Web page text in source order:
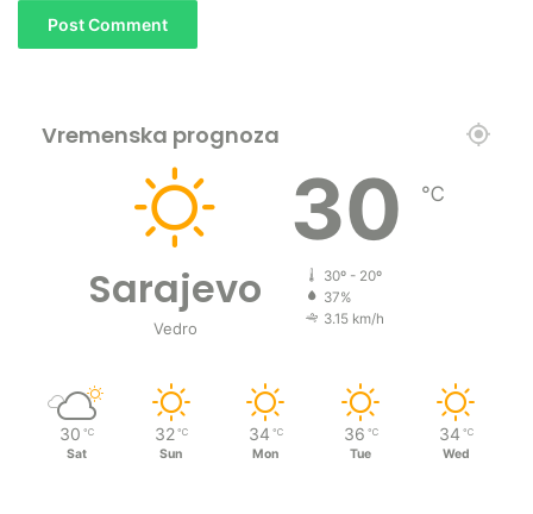
Vremenska prognoza
Sarajevo
Vedro
30 ℃
30º - 20º
37%
3.15 km/h
30 ℃
Sat
32 ℃
Sun
34 ℃
Mon
36 ℃
Tue
34 ℃
Wed